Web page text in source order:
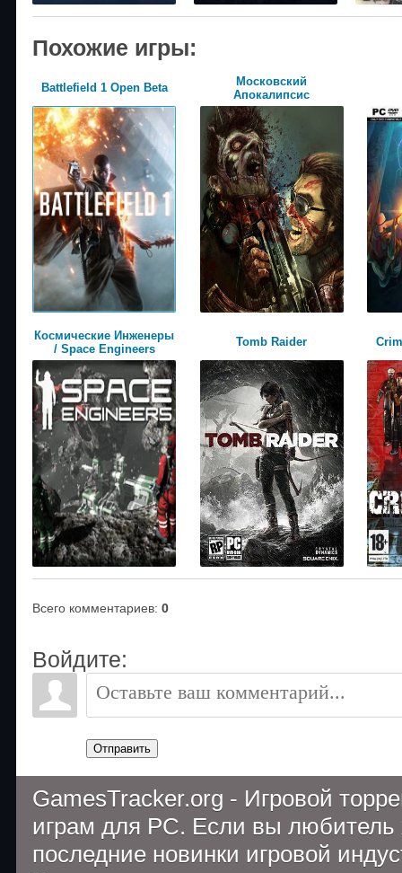
Похожие игры:
Battlefield 1 Open Beta
Московский
Апокалипсис
Космические Инженеры
/ Space Engineers
Tomb Raider
Всего комментариев: 0
Войдите:
Отправить
GamesTracker.org - Игровой
играм для PC. Если вы
последние новинки игровой